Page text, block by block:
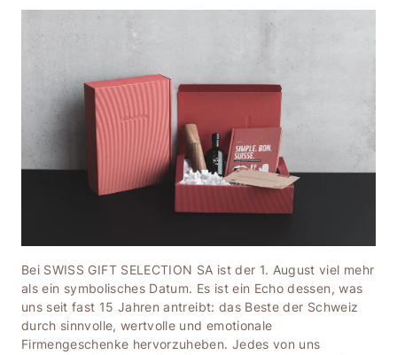
Bei SWISS GIFT SELECTION SA ist der 1. August viel mehr
als ein symbolisches Datum. Es ist ein Echo dessen, was
uns seit fast 15 Jahren antreibt: das Beste der Schweiz
durch sinnvolle, wertvolle und emotionale
Firmengeschenke hervorzuheben. Jedes von uns